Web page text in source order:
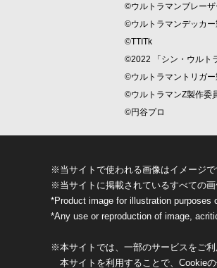
©ウルトラマンブレー
©ウルトラマンデッカ
©TTITk
©2022 「シン・ウルト
©ウルトラマントリガ
©ウルトラマンZ製作委
©円谷プロ
※当サイトで使われる画像はイメージ
※当サイトに掲載されているすべての
*Product image for illustration purposes
*Any use or reproduction of image,
※本サイトでは、一部のサービスをご
本サイトを利用することで、Cookie